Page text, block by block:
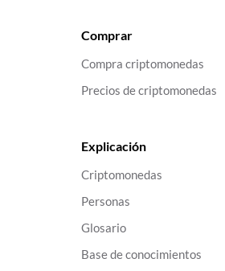
Comprar
Compra criptomonedas
Precios de criptomonedas
Explicación
Criptomonedas
Personas
Glosario
Base de conocimientos